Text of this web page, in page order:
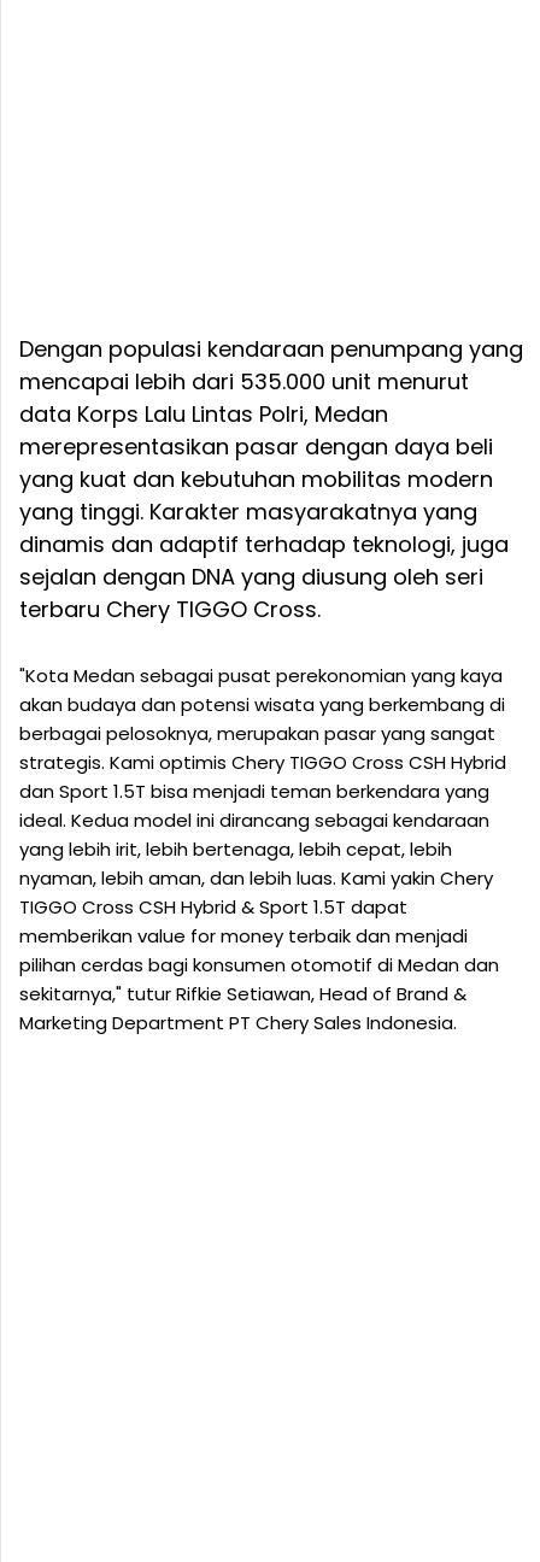
Dengan populasi kendaraan penumpang yang
mencapai lebih dari 535.000 unit menurut
data Korps Lalu Lintas Polri, Medan
merepresentasikan pasar dengan daya beli
yang kuat dan kebutuhan mobilitas modern
yang tinggi. Karakter masyarakatnya yang
dinamis dan adaptif terhadap teknologi, juga
sejalan dengan DNA yang diusung oleh seri
terbaru Chery TIGGO Cross.
"Kota Medan sebagai pusat perekonomian yang kaya
akan budaya dan potensi wisata yang berkembang di
berbagai pelosoknya, merupakan pasar yang sangat
strategis. Kami optimis Chery TIGGO Cross CSH Hybrid
dan Sport 1.5T bisa menjadi teman berkendara yang
ideal. Kedua model ini dirancang sebagai kendaraan
yang lebih irit, lebih bertenaga, lebih cepat, lebih
nyaman, lebih aman, dan lebih luas. Kami yakin Chery
TIGGO Cross CSH Hybrid & Sport 1.5T dapat
memberikan value for money terbaik dan menjadi
pilihan cerdas bagi konsumen otomotif di Medan dan
sekitarnya," tutur Rifkie Setiawan, Head of Brand &
Marketing Department PT Chery Sales Indonesia.